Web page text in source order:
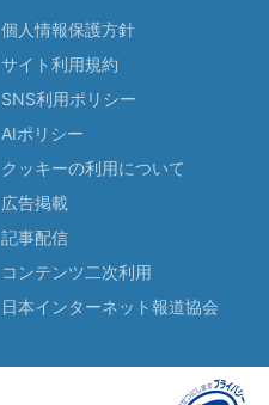
個人情報保護方針
サイト利用規約
SNS利用ポリシー
AIポリシー
クッキーの利用について
広告掲載
記事配信
コンテンツ二次利用
日本インターネット報道協会